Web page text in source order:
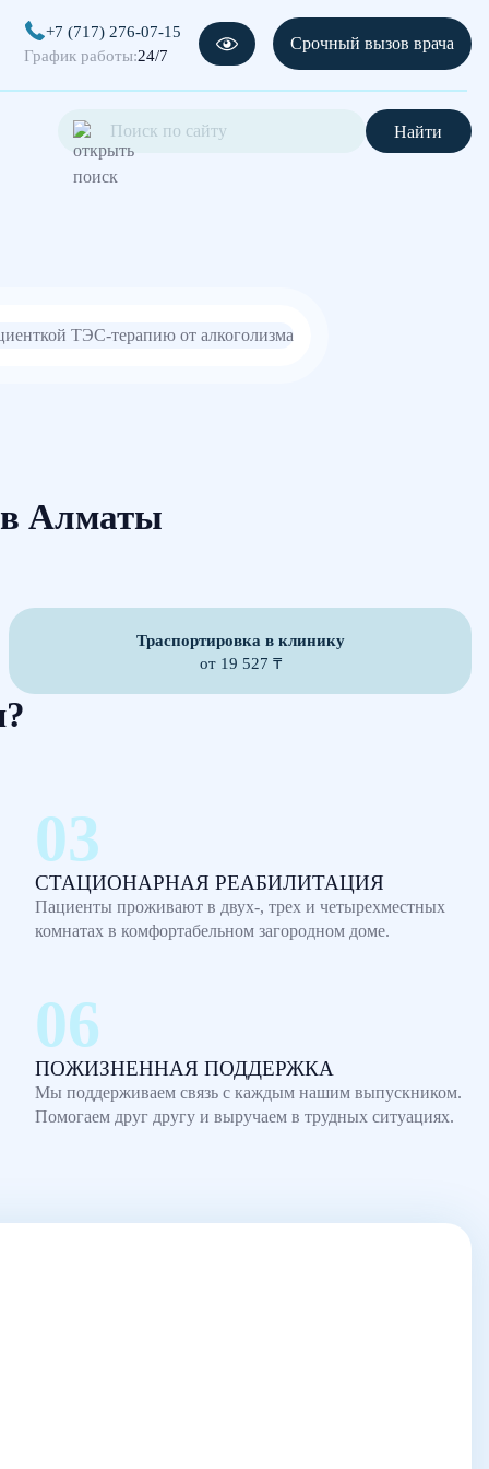
+7 (717) 276-07-15
График работы:24/7
Срочный вызов врача
Найти
Алматы
Траспортировка в клинику
от 19 527 ₸
СТАЦИОНАРНАЯ РЕАБИЛИТАЦИЯ
Пациенты проживают в двух-, трех и четырехместных
комнатах в комфортабельном загородном доме.
ПОЖИЗНЕННАЯ ПОДДЕРЖКА
Мы поддерживаем связь с каждым нашим выпускником.
Помогаем друг другу и выручаем в трудных ситуациях.